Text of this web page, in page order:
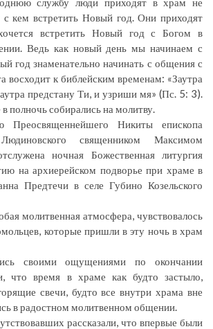
кем встретить Новый год. Они приходят
встретить Новый год с Богом в
Ведь как новый день мы начинаем с
год знаменательно начинать с общения с
восходит к библейским временам: «Заутра
предстану Ти, и узриши мя» (Пс. 5: 3).
полночь собирались на молитву.
Преосвященнейшего Никиты епископа
священником Максимом
ночная Божественная литургия
на архиерейском подворье при храме в
Предтечи в селе Губино Козельского
молитвенная атмосфера, чувствовалось
которые пришли в эту ночь в храм
своими ощущениями по окончании
что время в храме как будто застыло,
свечи, будто все внутри храма вне
в радостном молитвенном общении.
рассказали, что впервые были